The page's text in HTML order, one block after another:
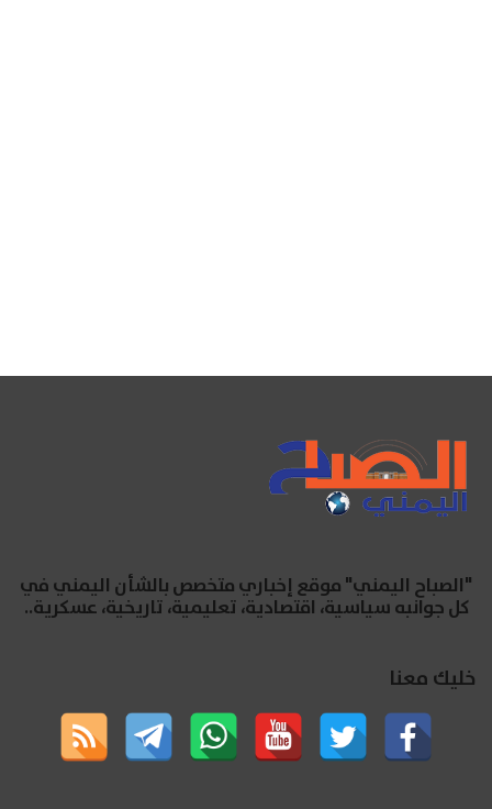
"الصباح اليمني" موقع إخباري متخصص بالشأن اليمني في
كل جوانبه سياسية، اقتصادية، تعليمية، تاريخية، عسكرية..
خليك معنا